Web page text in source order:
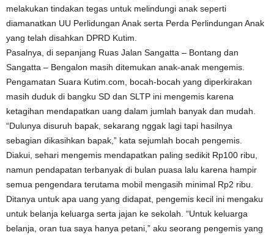
melakukan tindakan tegas untuk melindungi anak seperti
diamanatkan UU Perlidungan Anak serta Perda Perlindungan Anak
yang telah disahkan DPRD Kutim.
Pasalnya, di sepanjang Ruas Jalan Sangatta – Bontang dan
Sangatta – Bengalon masih ditemukan anak-anak mengemis.
Pengamatan Suara Kutim.com, bocah-bocah yang diperkirakan
masih duduk di bangku SD dan SLTP ini mengemis karena
ketagihan mendapatkan uang dalam jumlah banyak dan mudah.
“Dulunya disuruh bapak, sekarang nggak lagi tapi hasilnya
sebagian dikasihkan bapak,” kata sejumlah bocah pengemis.
Diakui, sehari mengemis mendapatkan paling sedikit Rp100 ribu,
namun pendapatan terbanyak di bulan puasa lalu karena hampir
semua pengendara terutama mobil mengasih minimal Rp2 ribu.
Ditanya untuk apa uang yang didapat, pengemis kecil ini mengaku
untuk belanja keluarga serta jajan ke sekolah. “Untuk keluarga
belanja, oran tua saya hanya petani,” aku seorang pengemis yang